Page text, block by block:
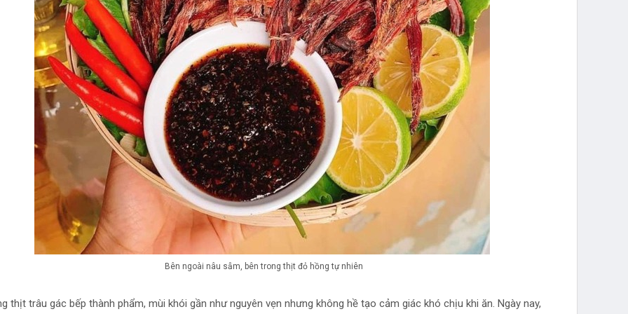
Bên ngoài nâu sẫm, bên trong thịt đỏ hồng tự nhiên
thịt trâu gác bếp thành phẩm, mùi khói gần như nguyên vẹn nhưng không hề tạo cảm giác khó chịu khi ăn. Ngày nay,